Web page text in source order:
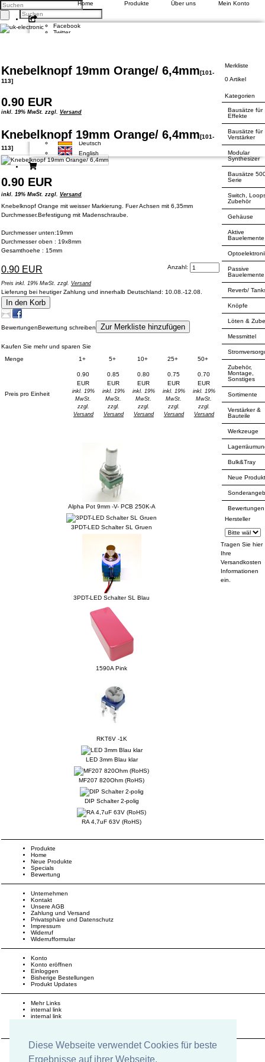
Diese Webseite verwendet Cookies für beste
Ergebnisse auf ihrer Webseite.
Facebook
Twitter
Kontakt
Unsere AGB
Zahlung und Versand
Einloggen
Deutsch
English
Home Produkte Über uns Mein Konto
Knebelknopf 19mm Orange/ 6,4mm[101-
113]
0.90 EUR
inkl. 19% MwSt. zzgl. Versand
Knebelknopf 19mm Orange/ 6,4mm[101-
113]
0.90 EUR
inkl. 19% MwSt. zzgl. Versand
Knebelknopf Orange mit weisser Markierung. Fuer Achsen mit 6,35mm
Durchmesser.Befestigung mit Madenschraube.
Durchmesser unten:19mm
Durchmesser oben : 19x8mm
Gesamthoehe : 15mm
Anzahl:
0.90 EUR
Preis inkl. 19% MwSt. zzgl. Versand
Lieferung bei heutiger Zahlung und innerhalb Deutschland: 10.08.-12.08.
In den Korb
BewertungenBewertung schreiben Zur Merkliste hinzufügen
Kaufen Sie mehr und sparen Sie
Menge
1+ 5+ 10+ 25+ 50+
Preis pro Einheit
0.90
EUR
inkl. 19%
MwSt.
zzgl.
Versand
0.85
EUR
inkl. 19%
MwSt.
zzgl.
Versand
0.80
EUR
inkl. 19%
MwSt.
zzgl.
Versand
0.75
EUR
inkl. 19%
MwSt.
zzgl.
Versand
0.70
EUR
inkl. 19%
MwSt.
zzgl.
Versand
Alpha Pot 9mm -V- PCB 250K-A
3PDT-LED Schalter SL Gruen
3PDT-LED Schalter SL Blau
1590A Pink
RKT6V -1K
LED 3mm Blau klar
MF207 820Ohm (RoHS)
DIP Schalter 2-polig
RA 4,7uF 63V (RoHS)
Merkliste
0 Artikel
Kategorien
Bausätze für
Effekte
Bausätze für
Verstärker
Modular
Synthesizer
Bausätze
Serie
Switch,
Zubehör
Gehäuse
Aktive
Bauelemente
Passive
Bauelemente
Reverb/
Knöpfe
Löten &
Messmittel
Zubehör,
Montage,
Sonstiges
Sortimente
Verstärker &
Bauteile
Werkzeuge
Bulk&Tray
Neue
Bewertungen
Hersteller
Tragen Sie hier
Ihre
Versandkosten
Informationen
ein.
Produkte
Home
Neue Produkte
Specials
Bewertung
Unternehmen
Kontakt
Unsere AGB
Zahlung und Versand
Privatsphäre und Datenschutz
Impressum
Widerruf
Widerrufformular
Konto
Konto eröffnen
Einloggen
Bisherige Bestellungen
Produkt Updates
Mehr Links
internal link
internal link
Social
Facebook